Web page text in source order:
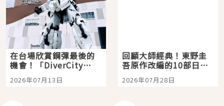
在台場欣賞鋼彈最後的
機會！「DiverCity
Tokyo Plaza」搭船、
購物、美食及夜景，一
2026年07月13日
回顧大師經典！東野圭
吾原作改編的10部日本
影視作品推薦
2026年07月28日